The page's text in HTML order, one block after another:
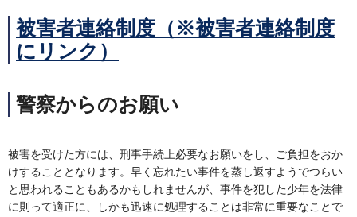
被害者連絡制度（※被害者連絡制度
にリンク）
警察からのお願い
被害を受けた方には、刑事手続上必要なお願いをし、ご負担をおか
けすることとなります。早く忘れたい事件を蒸し返すようでつらい
と思われることもあるかもしれませんが、事件を犯した少年を法律
に則って適正に、しかも迅速に処理することは非常に重要なことで